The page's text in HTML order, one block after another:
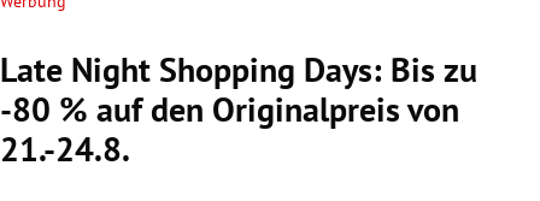
Late Night Shopping Days: Bis zu
-80 % auf den Originalpreis von
21.-24.8.